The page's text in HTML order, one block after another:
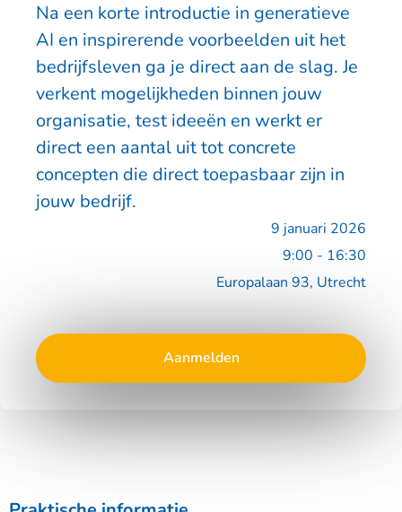
Na een korte introductie in generatieve
AI en inspirerende voorbeelden uit het
bedrijfsleven ga je direct aan de slag. Je
verkent mogelijkheden binnen jouw
organisatie, test ideeën en werkt er
direct een aantal uit tot concrete
concepten die direct toepasbaar zijn in
jouw bedrijf.
9 januari 2026
9:00 - 16:30
Europalaan 93, Utrecht
Aanmelden